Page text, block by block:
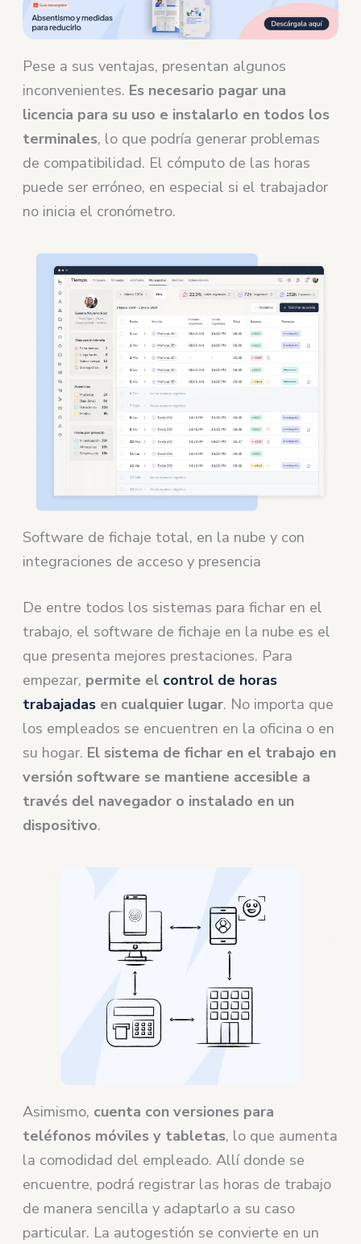
Pese a sus ventajas, presentan algunos
inconvenientes. Es necesario pagar una
licencia para su uso e instalarlo en todos los
terminales, lo que podría generar problemas
de compatibilidad. El cómputo de las horas
puede ser erróneo, en especial si el trabajador
no inicia el cronómetro.
Software de fichaje total, en la nube y con
integraciones de acceso y presencia
De entre todos los sistemas para fichar en el
trabajo, el software de fichaje en la nube es el
que presenta mejores prestaciones. Para
empezar, permite el control de horas
trabajadas en cualquier lugar. No importa que
los empleados se encuentren en la oficina o en
su hogar. El sistema de fichar en el trabajo en
versión software se mantiene accesible a
través del navegador o instalado en un
dispositivo.
Asimismo, cuenta con versiones para
teléfonos móviles y tabletas, lo que aumenta
la comodidad del empleado. Allí donde se
encuentre, podrá registrar las horas de trabajo
de manera sencilla y adaptarlo a su caso
particular. La autogestión se convierte en un